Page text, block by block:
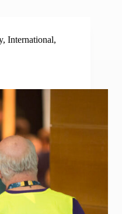
, International,